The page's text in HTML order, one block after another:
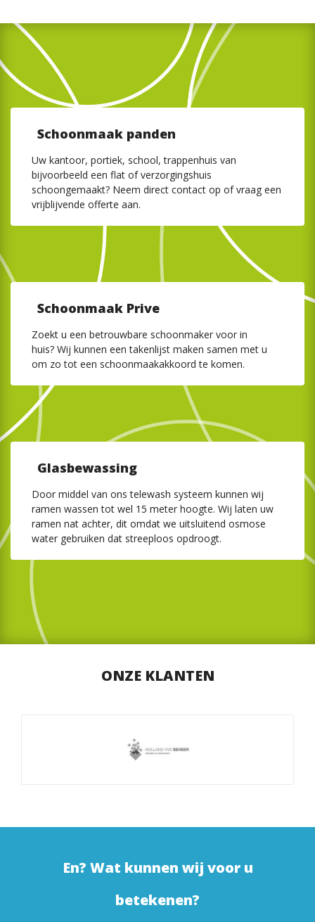
Schoonmaak panden
Uw kantoor, portiek, school, trappenhuis van
bijvoorbeeld een flat of verzorgingshuis
schoongemaakt? Neem direct contact op of vraag een
vrijblijvende offerte aan.
Schoonmaak Prive
Zoekt u een betrouwbare schoonmaker voor in
huis? Wij kunnen een takenlijst maken samen met u
om zo tot een schoonmaakakkoord te komen.
Glasbewassing
Door middel van ons telewash systeem kunnen wij
ramen wassen tot wel 15 meter hoogte. Wij laten uw
ramen nat achter, dit omdat we uitsluitend osmose
water gebruiken dat streeploos opdroogt.
ONZE KLANTEN
En? Wat kunnen wij voor u
betekenen?